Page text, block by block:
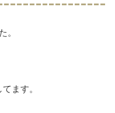
。
ます。